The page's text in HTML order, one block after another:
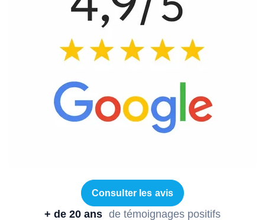
Consulter les avis
+ de 20 ans de témoignages positifs